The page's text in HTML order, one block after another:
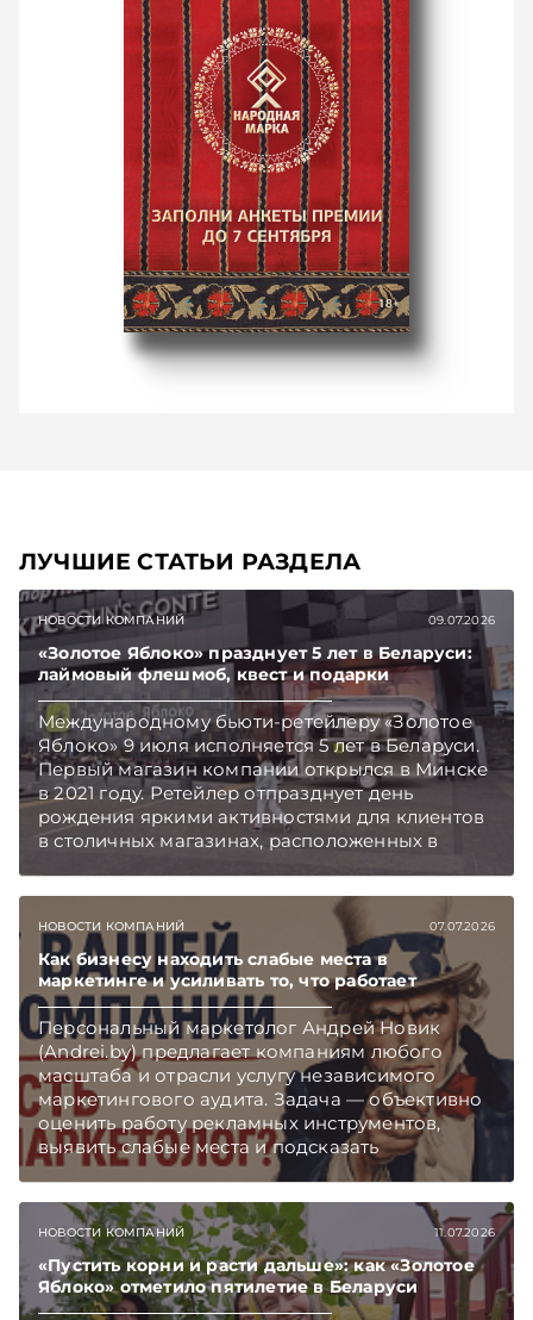
ЛУЧШИЕ СТАТЬИ РАЗДЕЛА
НОВОСТИ КОМПАНИЙ 09.07.2026
«Золотое Яблоко» празднует 5 лет в Беларуси:
лаймовый флешмоб, квест и подарки
Международному бьюти-ретейлеру «Золотое
Яблоко» 9 июля исполняется 5 лет в Беларуси.
Первый магазин компании открылся в Минске
в 2021 году. Ретейлер отпразднует день
рождения яркими активностями для клиентов
в столичных магазинах, расположенных в
Telegram‑канал и Viber. Главное об экономике
Беларуси — раньше, чем в новостях
TelegramViber
НОВОСТИ КОМПАНИЙ 07.07.2026
Как бизнесу находить слабые места в
маркетинге и усиливать то, что работает
Персональный маркетолог Андрей Новик
(Andrei.by) предлагает компаниям любого
масштаба и отрасли услугу независимого
маркетингового аудита. Задача — объективно
оценить работу рекламных инструментов,
выявить слабые места и подсказать
направления, которые способны принести
НОВОСТИ КОМПАНИЙ 11.07.2026
«Пустить корни и расти дальше»: как «Золотое
Яблоко» отметило пятилетие в Беларуси